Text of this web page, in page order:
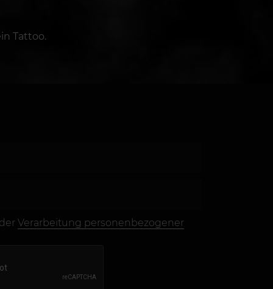
Tattoo.
Verarbeitung personenbezogener